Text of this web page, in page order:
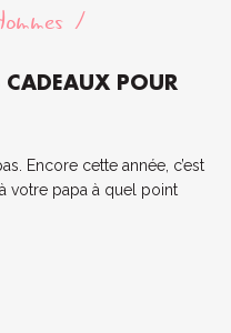
CADEAUX POUR
Encore cette année, c’est
votre papa à quel point